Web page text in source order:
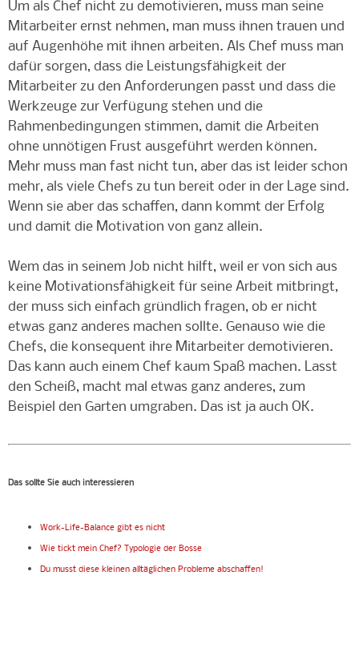
Um als Chef nicht zu demotivieren, muss man seine
Mitarbeiter ernst nehmen, man muss ihnen trauen und
auf Augenhöhe mit ihnen arbeiten. Als Chef muss man
dafür sorgen, dass die Leistungsfähigkeit der
Mitarbeiter zu den Anforderungen passt und dass die
Werkzeuge zur Verfügung stehen und die
Rahmenbedingungen stimmen, damit die Arbeiten
ohne unnötigen Frust ausgeführt werden können.
Mehr muss man fast nicht tun, aber das ist leider schon
mehr, als viele Chefs zu tun bereit oder in der Lage sind.
Wenn sie aber das schaffen, dann kommt der Erfolg
und damit die Motivation von ganz allein.
Wem das in seinem Job nicht hilft, weil er von sich aus
keine Motivationsfähigkeit für seine Arbeit mitbringt,
der muss sich einfach gründlich fragen, ob er nicht
etwas ganz anderes machen sollte. Genauso wie die
Chefs, die konsequent ihre Mitarbeiter demotivieren.
Das kann auch einem Chef kaum Spaß machen. Lasst
den Scheiß, macht mal etwas ganz anderes, zum
Beispiel den Garten umgraben. Das ist ja auch OK.
Das sollte Sie auch interessieren
Work-Life-Balance gibt es nicht
Wie tickt mein Chef? Typologie der Bosse
Du musst diese kleinen alltäglichen Probleme abschaffen!